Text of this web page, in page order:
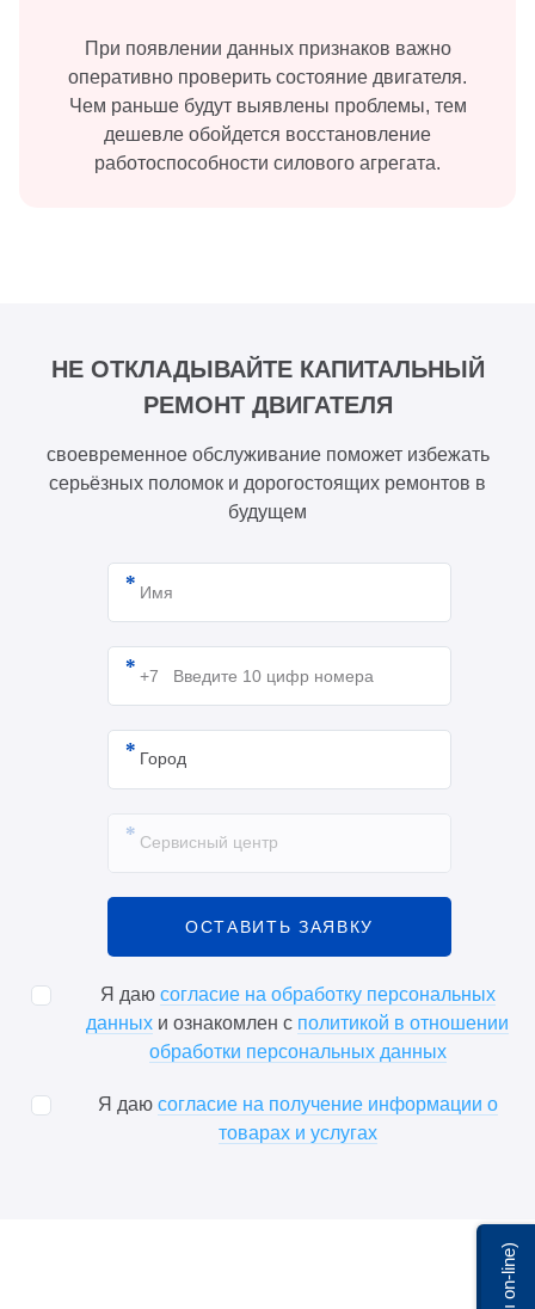
При появлении данных признаков важно
оперативно проверить состояние двигателя.
Чем раньше будут выявлены проблемы, тем
дешевле обойдется восстановление
работоспособности силового агрегата.
НЕ ОТКЛАДЫВАЙТЕ КАПИТАЛЬНЫЙ
РЕМОНТ ДВИГАТЕЛЯ
своевременное обслуживание поможет избежать
серьёзных поломок и дорогостоящих ремонтов в
будущем
ОСТАВИТЬ ЗАЯВКУ
Я даю согласие на обработку персональных
данных и ознакомлен с политикой в отношении
обработки персональных данных
Я даю согласие на получение информации о
товарах и услугах
Мы on-line)